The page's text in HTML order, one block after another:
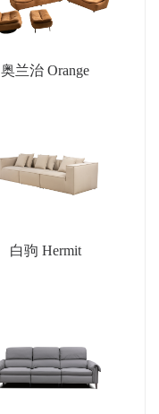
奥兰治 Orange
白驹 Hermit